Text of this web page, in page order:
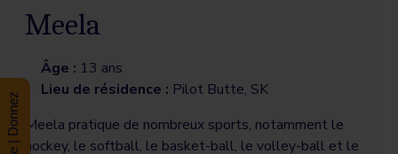
Meela
Âge : 13 ans
Lieu de résidence : Pilot Butte, SK
Meela pratique de nombreux sports, notamment le
hockey, le softball, le basket-ball, le volley-ball et le